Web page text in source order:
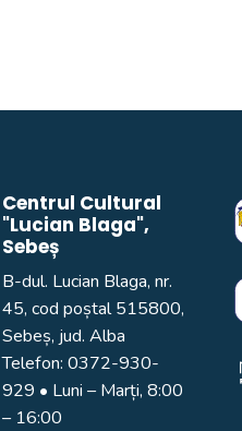
Centrul Cultural
"Lucian Blaga",
Sebeș
B-dul. Lucian Blaga, nr.
45, cod poștal 515800,
Sebeș, jud. Alba
Telefon:0372-930-
929 • Luni – Marți, 8:00
– 16:00